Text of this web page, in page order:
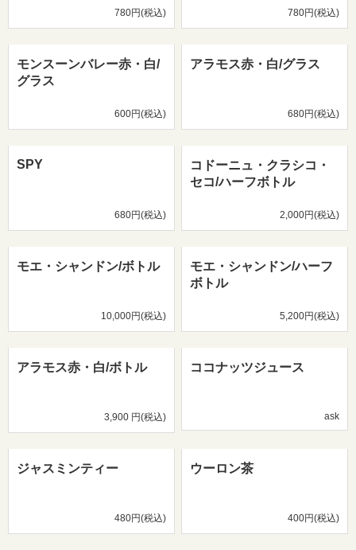
780円(税込) 780円(税込)
モンスーンバレー赤・白/
グラス
600円(税込)
アラモス赤・白/グラス
680円(税込)
SPY
680円(税込)
コドーニュ・クラシコ・
セコ/ハーフボトル
2,000円(税込)
モエ・シャンドン/ボトル
10,000円(税込)
モエ・シャンドン/ハーフ
ボトル
5,200円(税込)
アラモス赤・白/ボトル
3,900 円(税込)
ココナッツジュース
ask
ジャスミンティー
480円(税込)
ウーロン茶
400円(税込)